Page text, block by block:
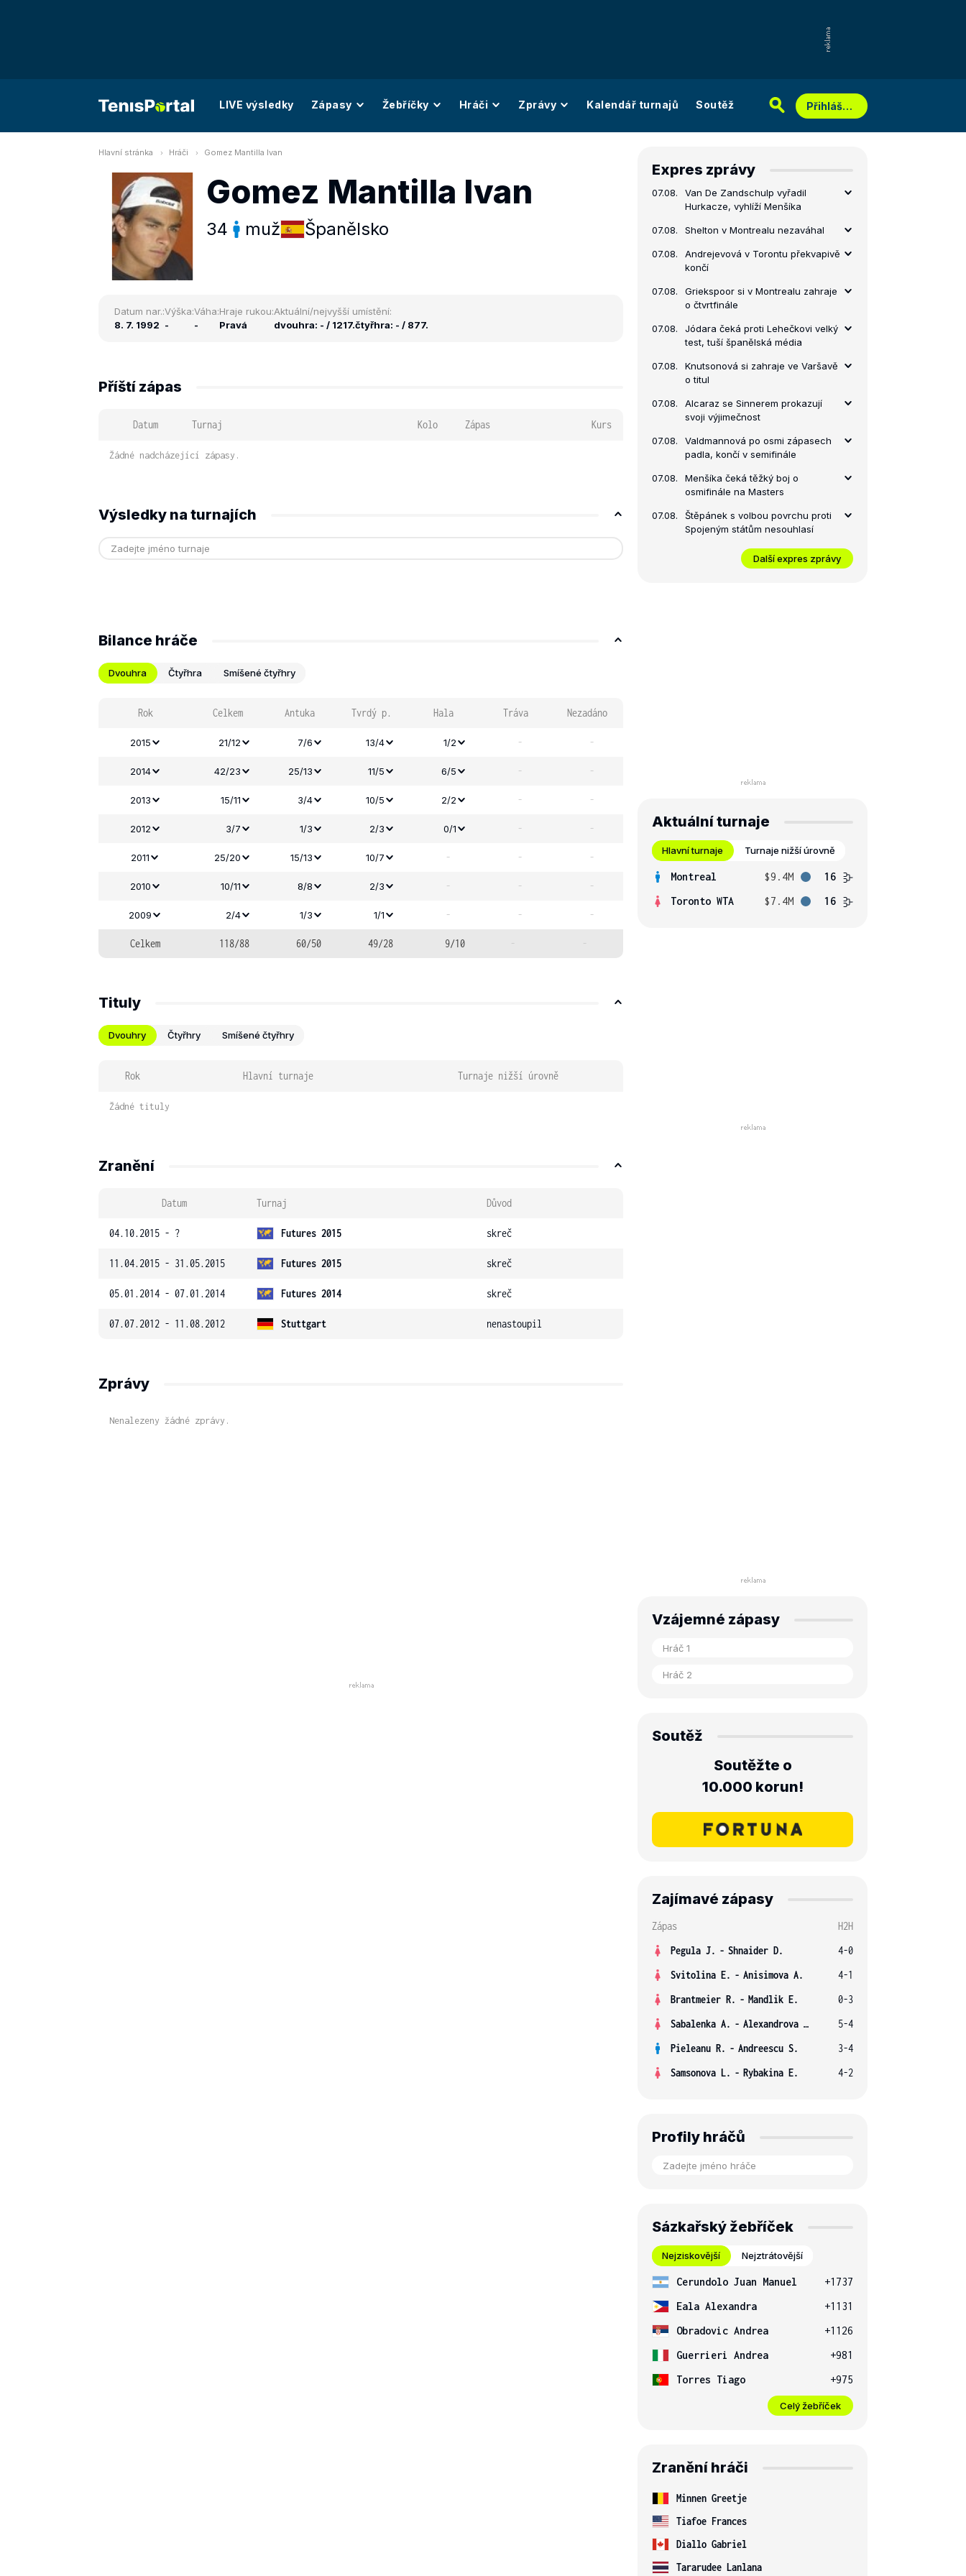
LIVE výsledky Zápasy Žebříčky Hráči Zprávy Kalendář turnajů Soutěž Přihlášení
Hlavní stránka Hráči Gomez Mantilla Ivan
Gomez Mantilla Ivan
34 muž Španělsko
Datum nar.:
8. 7. 1992
Výška:
-
Váha:
-
Hraje rukou:
Pravá
Aktuální/nejvyšší umístění:
dvouhra: - / 1217.čtyřhra: - / 877.
Příští zápas
Datum Turnaj Kolo Zápas Kurs
Žádné nadcházející zápasy.
Výsledky na turnajích
Bilance hráče
Dvouhra Čtyřhra Smíšené čtyřhry
Rok Celkem Antuka Tvrdý p. Hala Tráva Nezadáno
2015 21/12 7/6 13/4 1/2 - -
2014 42/23 25/13 11/5 6/5 - -
2013 15/11 3/4 10/5 2/2 - -
2012 3/7 1/3 2/3 0/1 - -
2011 25/20 15/13 10/7 - - -
2010 10/11 8/8 2/3 - - -
2009 2/4 1/3 1/1 - - -
Celkem 118/88 60/50 49/28 9/10 - -
Tituly
Dvouhry Čtyřhry Smíšené čtyřhry
Rok Hlavní turnaje Turnaje nižší úrovně
Žádné tituly
Zranění
Datum Turnaj Důvod
04.10.2015 - ? Futures 2015 skreč
11.04.2015 - 31.05.2015 Futures 2015 skreč
05.01.2014 - 07.01.2014 Futures 2014 skreč
07.07.2012 - 11.08.2012 Stuttgart nenastoupil
Zprávy
Nenalezeny žádné zprávy.
Expres zprávy
07.08.
Van De Zandschulp vyřadil
Hurkacze, vyhlíží Menšíka
07.08. Shelton v Montrealu nezaváhal
07.08.
Andrejevová v Torontu překvapivě
končí
07.08.
Griekspoor si v Montrealu zahraje
o čtvrtfinále
07.08.
Jódara čeká proti Lehečkovi velký
test, tuší španělská média
07.08.
Knutsonová si zahraje ve Varšavě
o titul
07.08.
Alcaraz se Sinnerem prokazují
svoji výjimečnost
07.08.
Valdmannová po osmi zápasech
padla, končí v semifinále
07.08.
Menšíka čeká těžký boj o
osmifinále na Masters
07.08.
Štěpánek s volbou povrchu proti
Spojeným státům nesouhlasí
Další expres zprávy
Aktuální turnaje
Hlavní turnaje Turnaje nižší úrovně
Montreal $9.4M
16
Toronto WTA
$7.4M 16
Vzájemné zápasy
Soutěž
Soutěžte o
10.000 korun!
Zajímavé zápasy
Zápas
H2H
Pegula J. - Shnaider D.
4-0
Svitolina E. - Anisimova A.
4-1
Brantmeier R. - Mandlik E.
0-3
Sabalenka A. - Alexandrova E.
5-4
Pieleanu R. - Andreescu S.
3-4
Samsonova L. - Rybakina E. 4-2
Profily hráčů
Sázkařský žebříček
Nejziskovější Nejztrátovější
Cerundolo Juan Manuel
+1737
Eala Alexandra
+1131
Obradovic Andrea
+1126
Guerrieri Andrea
+981
Torres Tiago
+975
Celý žebříček
Zranění hráči
Minnen Greetje
Tiafoe Frances
Diallo Gabriel
Tararudee Lanlana